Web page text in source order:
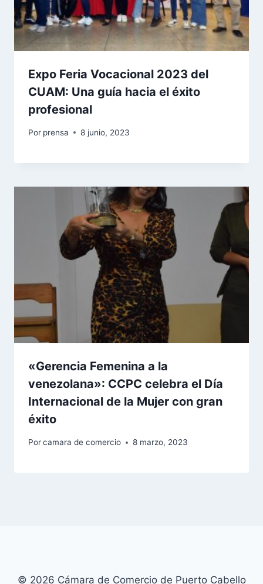
Expo Feria Vocacional 2023 del
CUAM: Una guía hacia el éxito
profesional
Por prensa 8 junio, 2023
«Gerencia Femenina a la
venezolana»: CCPC celebra el Día
Internacional de la Mujer con gran
éxito
Porcamara de comercio 8 marzo, 2023
© 2026 Cámara de Comercio de Puerto Cabello